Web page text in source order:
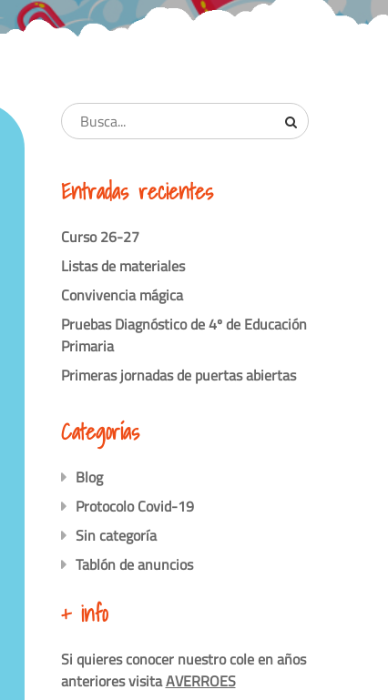
Entradas recientes
Curso 26-27
Listas de materiales
Convivencia mágica
Pruebas Diagnóstico de 4º de Educación
Primaria
Primeras jornadas de puertas abiertas
Categorías
Blog
Protocolo Covid-19
Sin categoría
Tablón de anuncios
+ info
Si quieres conocer nuestro cole en años
anteriores visitaAVERROES